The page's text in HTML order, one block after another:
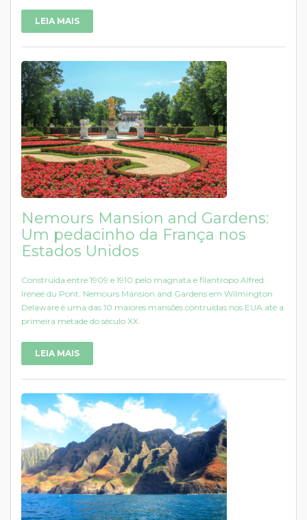
LEIA MAIS
Nemours Mansion and Gardens:
Um pedacinho da França nos
Estados Unidos
Construída entre 1909 e 1910 pelo magnata e filantropo Alfred
Iréneé du Pont. Nemours Mansion and Gardens em Wilmington
Delaware é uma das 10 maiores mansões contruídas nos EUA até a
primeira metade do século XX.
LEIA MAIS